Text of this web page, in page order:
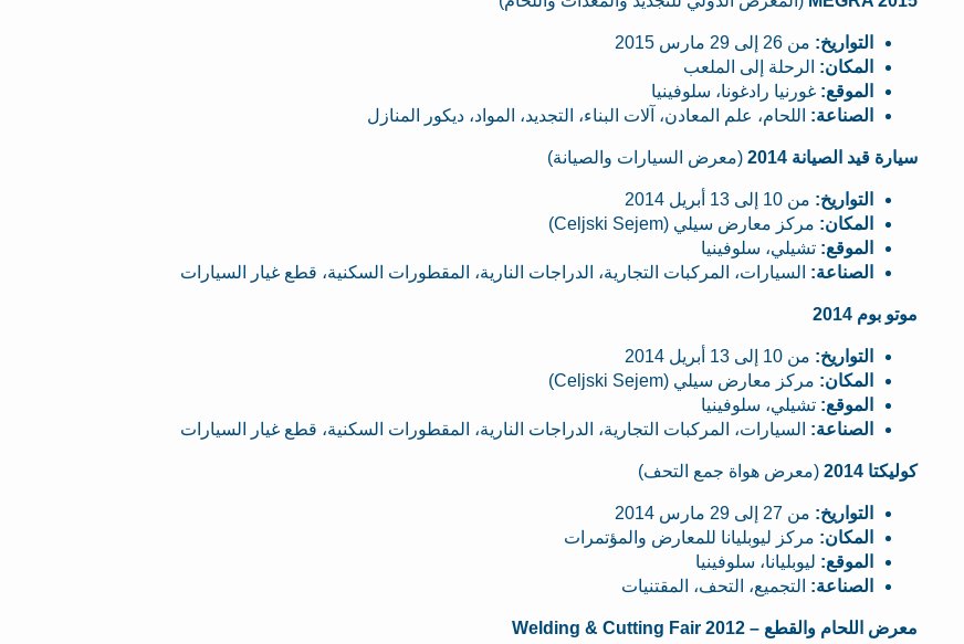
التواريخ: من 26 إلى 29 مارس 2015
المكان: الرحلة إلى الملعب
الموقع: غورنيا رادغونا، سلوفينيا
الصناعة: اللحام، علم المعادن، آلات البناء، التجديد، المواد، ديكور المنازل
سيارة قيد الصيانة 2014 (معرض السيارات والصيانة)
التواريخ: من 10 إلى 13 أبريل 2014
المكان: مركز معارض سيلي (Celjski Sejem)
الموقع: تشيلي، سلوفينيا
الصناعة: السيارات، المركبات التجارية، الدراجات النارية، المقطورات السكنية، قطع غيار السيارات
موتو بوم 2014
التواريخ: من 10 إلى 13 أبريل 2014
المكان: مركز معارض سيلي (Celjski Sejem)
الموقع: تشيلي، سلوفينيا
الصناعة: السيارات، المركبات التجارية، الدراجات النارية، المقطورات السكنية، قطع غيار السيارات
كوليكتا 2014 (معرض هواة جمع التحف)
التواريخ: من 27 إلى 29 مارس 2014
المكان: مركز ليوبليانا للمعارض والمؤتمرات
الموقع: ليوبليانا، سلوفينيا
الصناعة: التجميع، التحف، المقتنيات
معرض اللحام والقطع – Welding & Cutting Fair 2012